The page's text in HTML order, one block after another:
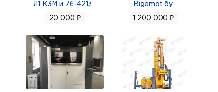
Л1 К3М и 76-4213
20 000 ₽
Bigemot бу
1 200 000 ₽